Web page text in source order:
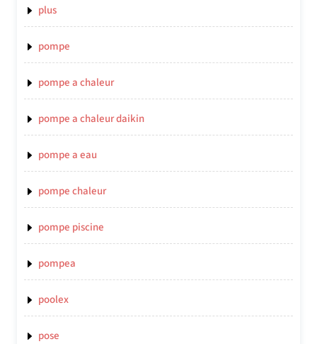
plus
pompe
pompe a chaleur
pompe a chaleur daikin
pompe a eau
pompe chaleur
pompe piscine
pompea
poolex
pose